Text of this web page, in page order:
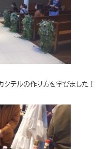
テルの作り方を学びました！